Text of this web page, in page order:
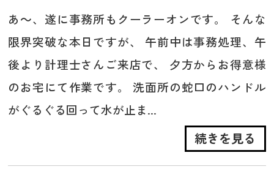
あ～、遂に事務所もクーラーオンです。 そんな
限界突破な本日ですが、 午前中は事務処理、午
後より計理士さんご来店で、 夕方からお得意様
のお宅にて作業です。 洗面所の蛇口のハンドル
がぐるぐる回って水が止ま...
続きを見る